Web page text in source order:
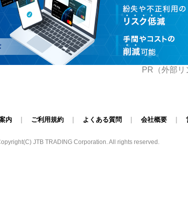
PR（外部リ
内 | ご利用規約 | よくある質問 | 会社概要 |
JTB TRADING Corporation. All rights reserved.